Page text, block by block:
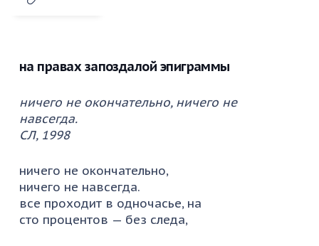
на правах запоздалой эпиграммы
ничего не окончательно, ничего не
навсегда.
СЛ, 1998
ничего не окончательно,
ничего не навсегда.
все проходит в одночасье, на
сто процентов — без следа,